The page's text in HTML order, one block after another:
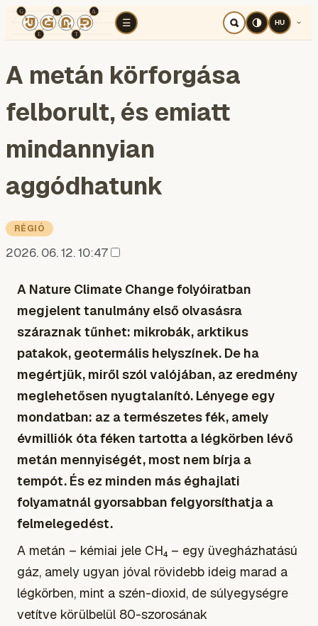
☰
TÉR KOGNITÍV HÁBORÚ
HU
A metán körforgása
felborult, és emiatt
mindannyian
aggódhatunk
RÉGIÓ
2026. 06. 12. 10:47
A Nature Climate Change folyóiratban
megjelent tanulmány első olvasásra
száraznak tűnhet: mikrobák, arktikus
patakok, geotermális helyszínek. De ha
megértjük, miről szól valójában, az eredmény
meglehetősen nyugtalanító. Lényege egy
mondatban: az a természetes fék, amely
évmilliók óta féken tartotta a légkörben lévő
metán mennyiségét, most nem bírja a
tempót. És ez minden más éghajlati
folyamatnál gyorsabban felgyorsíthatja a
felmelegedést.
A metán – kémiai jele CH₄ – egy üvegházhatású
gáz, amely ugyan jóval rövidebb ideig marad a
légkörben, mint a szén-dioxid, de súlyegységre
vetítve körülbelül 80-szorosának